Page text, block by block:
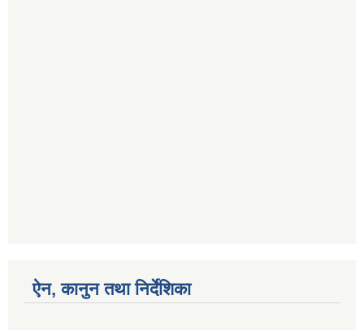
ऐन, कानुन तथा निर्देशिका